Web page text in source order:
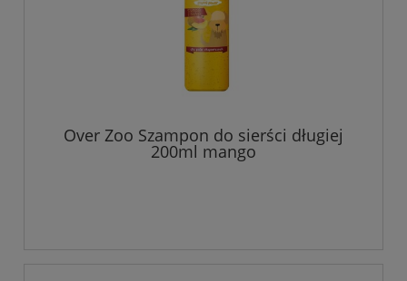
Over Zoo Szampon do sierści długiej
200ml mango